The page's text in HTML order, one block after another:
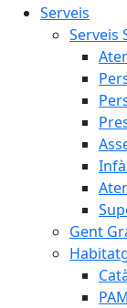
Serveis
Serveis
Gent